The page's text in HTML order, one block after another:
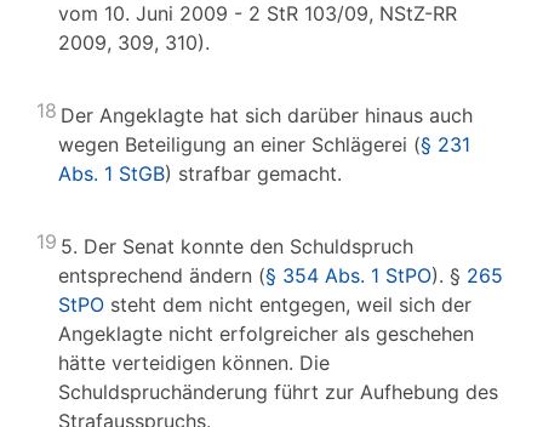
vom 10. Juni 2009 - 2 StR 103/09, NStZ-RR
2009, 309, 310).
18 Der Angeklagte hat sich darüber hinaus auch
wegen Beteiligung an einer Schlägerei (§ 231
Abs. 1 StGB) strafbar gemacht.
19 5. Der Senat konnte den Schuldspruch
entsprechend ändern (§ 354 Abs. 1 StPO). § 265
StPO steht dem nicht entgegen, weil sich der
Angeklagte nicht erfolgreicher als geschehen
hätte verteidigen können. Die
Schuldspruchänderung führt zur Aufhebung des
Strafausspruchs.